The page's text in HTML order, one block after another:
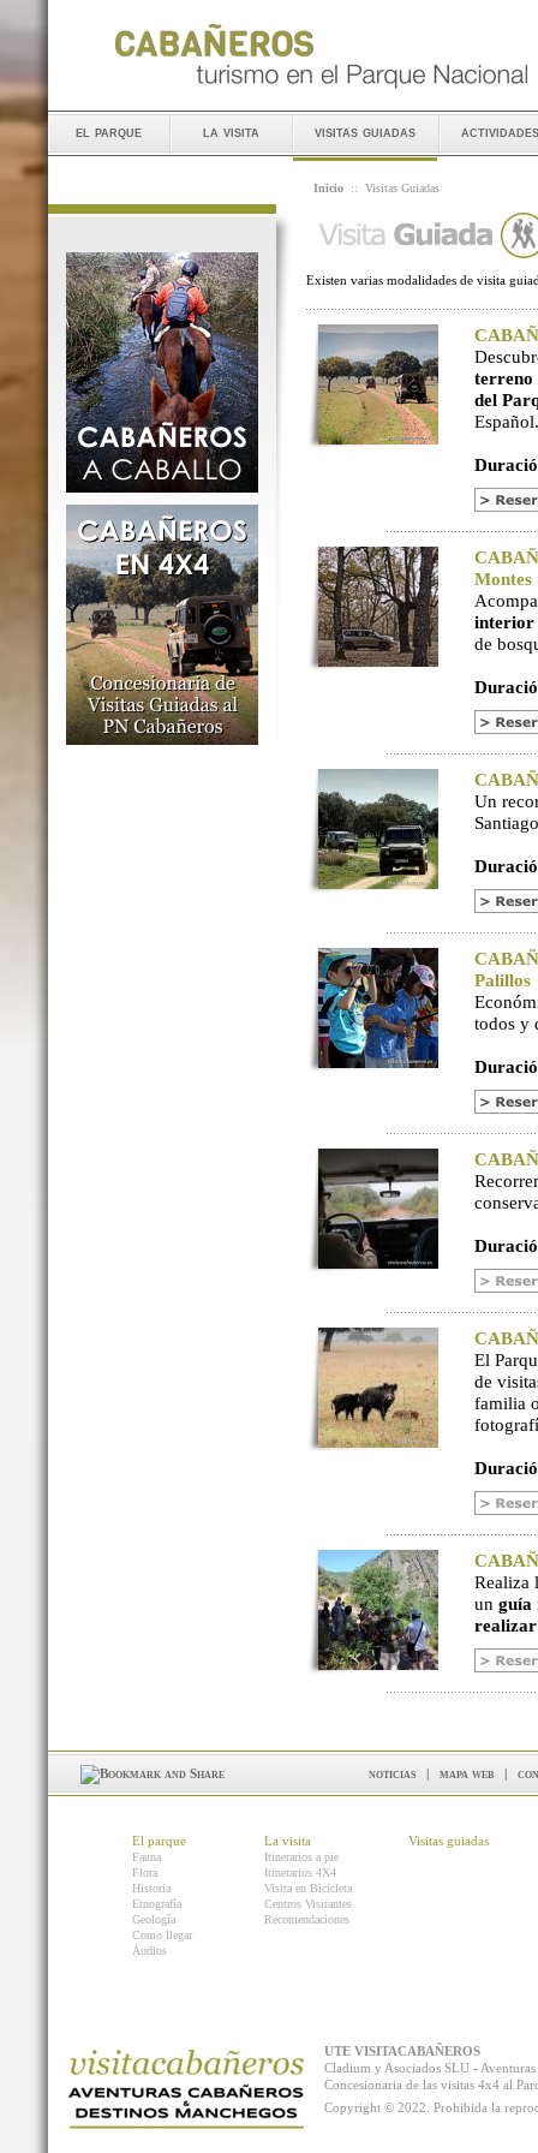
el parque la visita visitas guiadas actividades
Inicio :: Visitas Guiadas
Existen varias modalidades de visita
terreno
del
Español.
Montes
interior
de
Un
Palillos
todos y
El
de
familia
Realiza
un guía
noticias | mapa web |
El parque
Fauna
Flora
Historia
Etnografía
Geología
Como llegar
Audios
La visita
Itinerarios a pie
Itinerarios 4X4
Visita en Bicicleta
Centros Visitantes
Recomendaciones
Visitas guiadas
UTE VISITACABAÑEROS
Cladium y Asociados SLU -
Concesionaria de las visitas 4x4 al
Copyright © 2022. Prohibida la